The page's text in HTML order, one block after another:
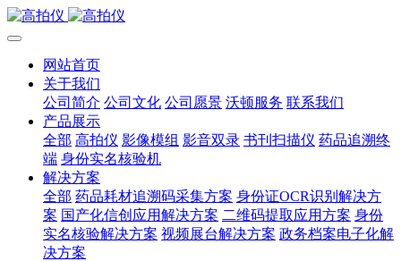
网站首页
关于我们
公司简介 公司文化 公司愿景 沃顿服务 联系我们
产品展示
全部 高拍仪 影像模组 影音双录 书刊扫描仪 药品追溯终
端 身份实名核验机
解决方案
全部 药品耗材追溯码采集方案 身份证OCR识别解决方
案 国产化信创应用解决方案 二维码提取应用方案 身份
实名核验解决方案 视频展台解决方案 政务档案电子化解
决方案